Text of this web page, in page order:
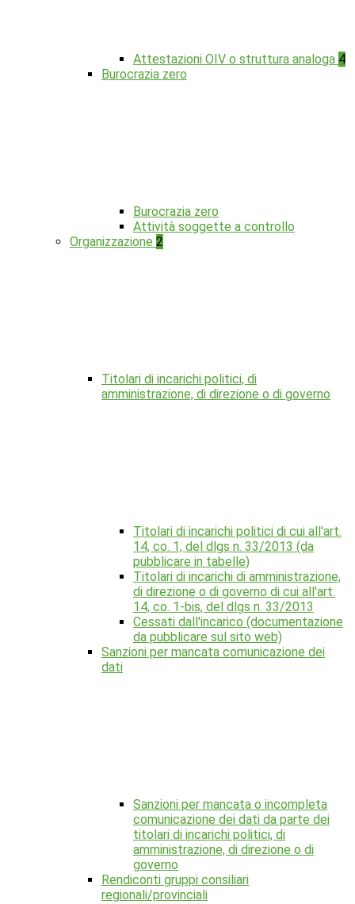
Attestazioni OIV o struttura analoga 4
Burocrazia zero
Burocrazia zero
Attività soggette a controllo
Organizzazione 2
Titolari di incarichi politici, di
amministrazione, di direzione o di governo
Titolari di incarichi politici di cui all'art.
14, co. 1, del dlgs n. 33/2013 (da
pubblicare in tabelle)
Titolari di incarichi di amministrazione,
di direzione o di governo di cui all'art.
14, co. 1-bis, del dlgs n. 33/2013
Cessati dall'incarico (documentazione
da pubblicare sul sito web)
Sanzioni per mancata comunicazione dei
dati
Sanzioni per mancata o incompleta
comunicazione dei dati da parte dei
titolari di incarichi politici, di
amministrazione, di direzione o di
governo
Rendiconti gruppi consiliari
regionali/provinciali